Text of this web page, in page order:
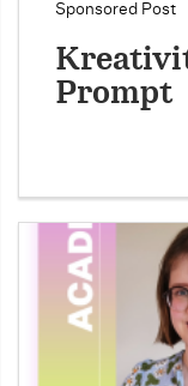
Sponsored Post
Prompt